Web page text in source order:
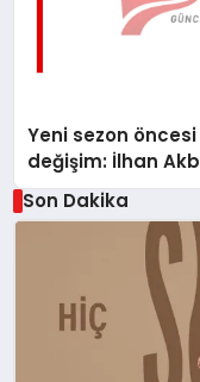
Yeni sezon
değişim: İlhan
Son Dakika